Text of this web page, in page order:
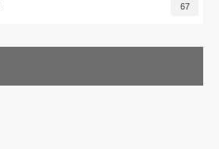
67